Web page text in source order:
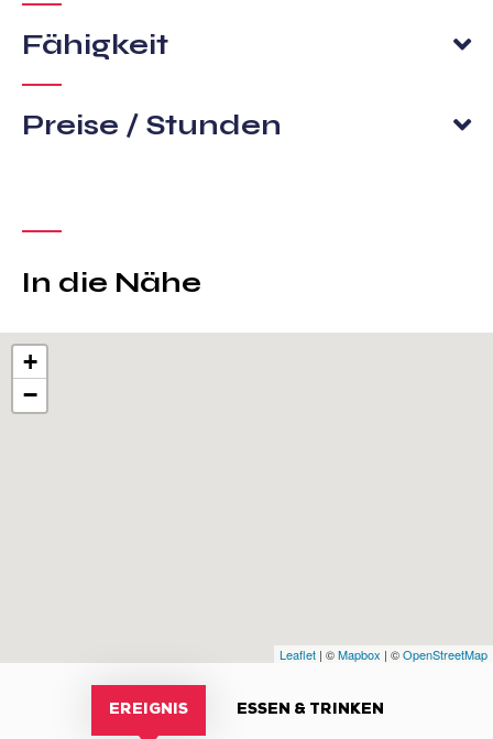
Fähigkeit
Preise / Stunden
In die Nähe
+
−
Leaflet | ©Mapbox | ©OpenStreetMap
EREIGNIS ESSEN & TRINKEN